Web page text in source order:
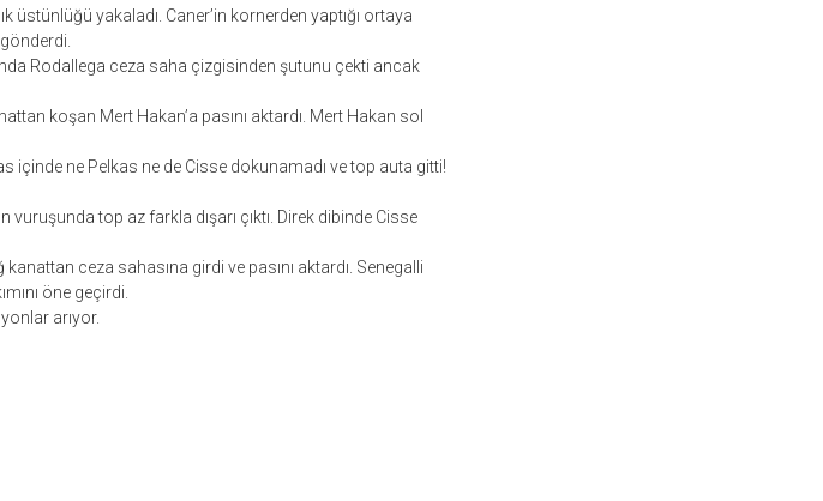
üstünlüğü yakaladı. Caner’in kornerden yaptığı ortaya
Rodallega ceza saha çizgisinden şutunu çekti ancak
koşan Mert Hakan’a pasını aktardı. Mert Hakan sol
içinde ne Pelkas ne de Cisse dokunamadı ve top auta gitti!
vuruşunda top az farkla dışarı çıktı. Direk dibinde Cisse
ceza sahasına girdi ve pasını aktardı. Senegalli
öne geçirdi.
arıyor.